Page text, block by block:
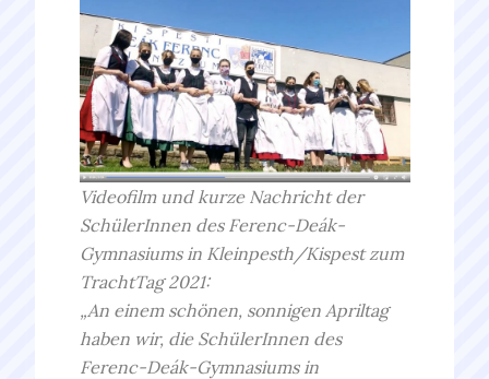
Videofilm und kurze Nachricht der
SchülerInnen des Ferenc-Deák-
Gymnasiums in Kleinpesth/Kispest zum
TrachtTag 2021:
„An einem schönen, sonnigen Apriltag
haben wir, die SchülerInnen des
Ferenc-Deák-Gymnasiums in